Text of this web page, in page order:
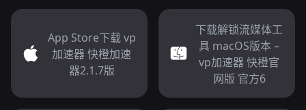
App Store下载 vp
加速器 快橙加速
器2.1.7版
下载解锁流媒体工
具 macOS版本 –
vp加速器 快橙官
网版 官方6